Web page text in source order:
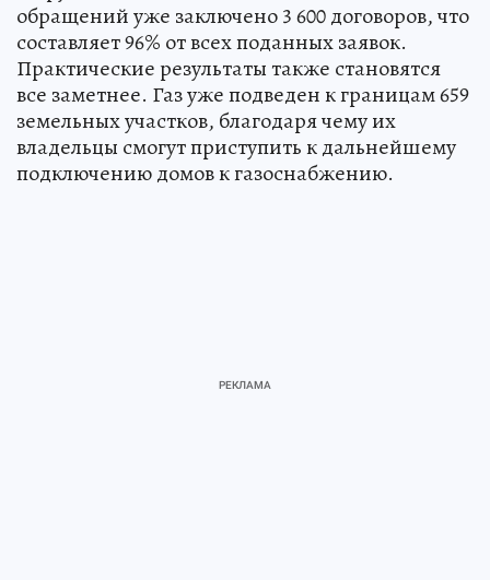
обращений уже заключено 3 600 договоров, что
составляет 96% от всех поданных заявок.
Практические результаты также становятся
все заметнее. Газ уже подведен к границам 659
земельных участков, благодаря чему их
владельцы смогут приступить к дальнейшему
подключению домов к газоснабжению.